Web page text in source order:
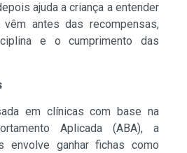
ajuda a criança a entender
antes das recompensas,
e o cumprimento das
em clínicas com base na
Aplicada (ABA), a
envolve ganhar fichas como